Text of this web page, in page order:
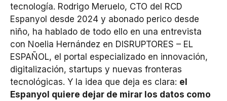
tecnología. Rodrigo Meruelo, CTO del RCD
Espanyol desde 2024 y abonado perico desde
niño, ha hablado de todo ello en una entrevista
con Noelia Hernández en DISRUPTORES – EL
ESPAÑOL, el portal especializado en innovación,
digitalización, startups y nuevas fronteras
tecnológicas. Y la idea que deja es clara: el
Espanyol quiere dejar de mirar los datos como